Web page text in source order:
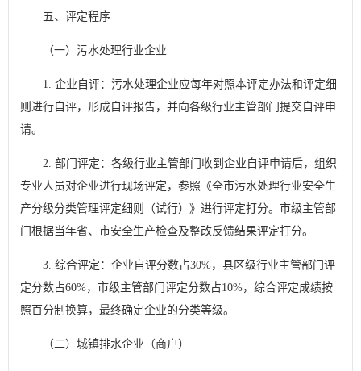
五、评定程序
（一）污水处理行业企业
1. 企业自评：污水处理企业应每年对照本评定办法和评定细
则进行自评，形成自评报告，并向各级行业主管部门提交自评申
请。
2. 部门评定：各级行业主管部门收到企业自评申请后，组织
专业人员对企业进行现场评定，参照《全市污水处理行业安全生
产分级分类管理评定细则（试行）》进行评定打分。市级主管部
门根据当年省、市安全生产检查及整改反馈结果评定打分。
3. 综合评定：企业自评分数占30%，县区级行业主管部门评
定分数占60%，市级主管部门评定分数占10%，综合评定成绩按
照百分制换算，最终确定企业的分类等级。
（二）城镇排水企业（商户）